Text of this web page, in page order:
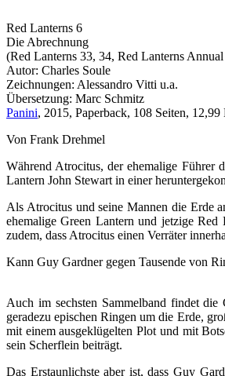
Red Lanterns 6
Die Abrechnung
(Red Lanterns 33, 34, Red Lanterns
Autor: Charles Soule
Zeichnungen: Alessandro Vitti u.a.
Übersetzung: Marc Schmitz
Panini, 2015, Paperback, 108 Seiten,
Von Frank Drehmel
Während Atrocitus, der ehemalige Führer
Lantern John Stewart in einer
Als Atrocitus und seine Mannen die Erde
ehemalige Green Lantern und jetzige
zudem, dass Atrocitus einen Verräter
Kann Guy Gardner gegen Tausende von
Auch im sechsten Sammelband findet
geradezu epischen Ringen um die Erde,
mit einem ausgeklügelten Plot und mit
sein Scherflein beiträgt.
Das Erstaunlichste aber ist, dass Guy